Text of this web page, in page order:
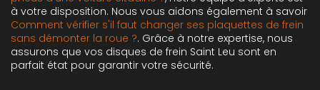
à votre disposition. Nous vous aidons également à savoir
Comment vérifier s'il faut changer ses plaquettes de frein
sans démonter la roue ?. Grâce à notre expertise, nous
assurons que vos disques de frein Saint Leu sont en
parfait état pour garantir votre sécurité.